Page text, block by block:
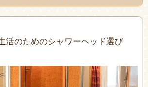
活のためのシャワーヘッド選び